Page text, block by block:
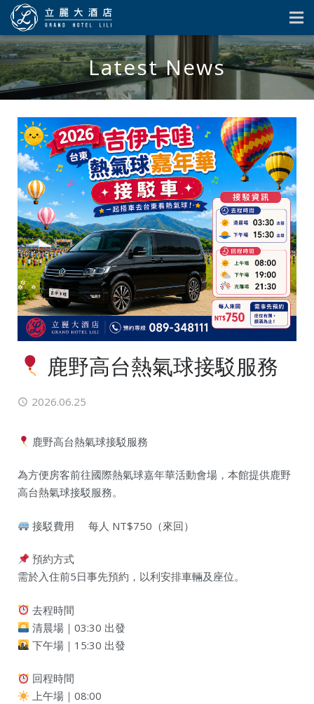
Latest News
鹿野高台熱氣球接駁服務
2026.06.25
鹿野高台熱氣球接駁服務
為方便房客前往國際熱氣球嘉年華活動會場，本館提供鹿野
高台熱氣球接駁服務。
接駁費用 每人 NT$750（來回）
預約方式
需於入住前5日事先預約，以利安排車輛及座位。
去程時間
清晨場｜03:30 出發
下午場｜15:30 出發
回程時間
上午場｜08:00